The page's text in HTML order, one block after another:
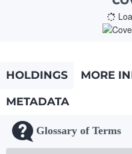
HOLDINGS
MORE
METADATA
Glossary of Terms